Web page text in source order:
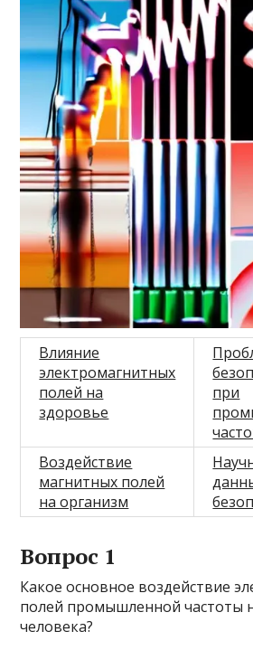
Влияние
электромагнитных
полей на
здоровье
при
Воздействие
магнитных полей
на организм
Вопрос 1
Какое основное воздействие
полей промышленной частоты
человека?